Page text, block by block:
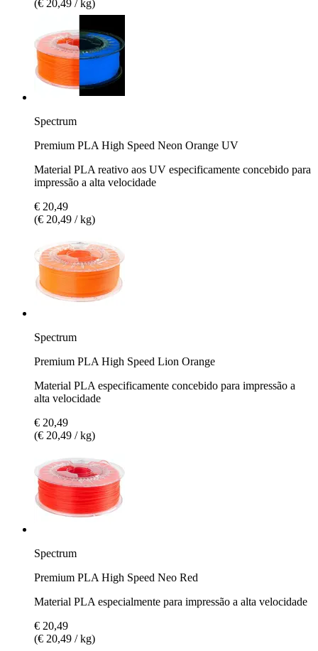
(€ 20,49 / kg)
Spectrum
Premium PLA High Speed Neon Orange UV
Material PLA reativo aos UV especificamente concebido para
impressão a alta velocidade
€ 20,49
(€ 20,49 / kg)
Spectrum
Premium PLA High Speed Lion Orange
Material PLA especificamente concebido para impressão a
alta velocidade
€ 20,49
(€ 20,49 / kg)
Spectrum
Premium PLA High Speed Neo Red
Material PLA especialmente para impressão a alta velocidade
€ 20,49
(€ 20,49 / kg)